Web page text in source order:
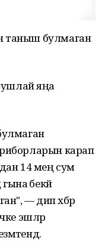
таныш булмаган
яңа
приборларын карап
14 мең сум
әбекәй
— дип хәбәр
эшләр